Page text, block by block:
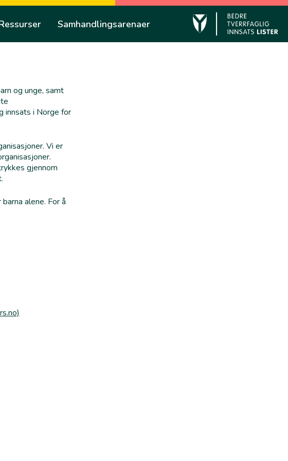
Samhandlingsarenaer
Kvinesdal
og unge, samt
innsats i Norge for
Vi er
gjennom
alene. For å